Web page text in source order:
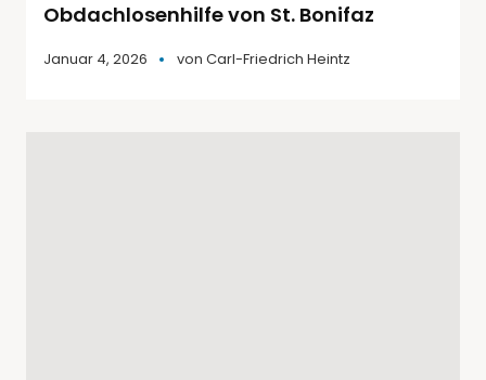
Obdachlosenhilfe von St. Bonifaz
Januar 4, 2026 von Carl-Friedrich Heintz